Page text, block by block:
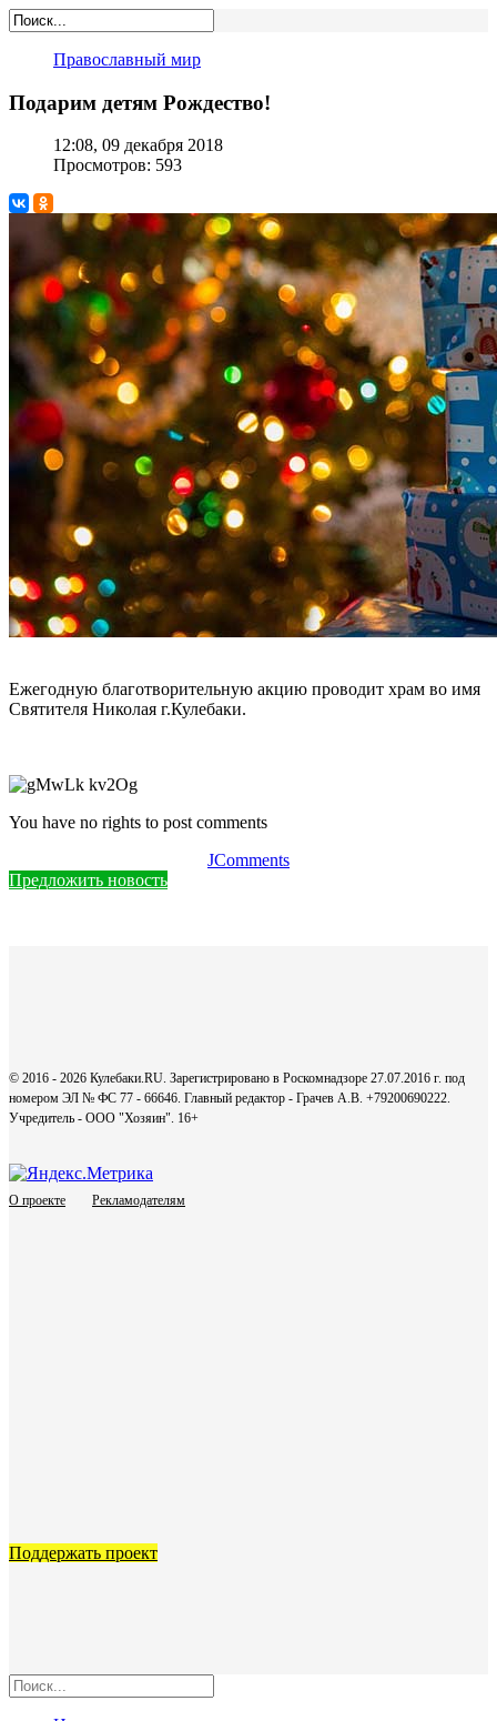
Православный мир
Подарим детям Рождество!
12:08, 09 декабря 2018
Просмотров: 593
Ежегодную благотворительную акцию проводит храм во имя
Святителя Николая г.Кулебаки.
You have no rights to post comments
JComments
Предложить новость
© 2016 - 2026 Кулебаки.RU. Зарегистрировано в Роскомнадзоре 27.07.2016 г. под
номером ЭЛ № ФС 77 - 66646. Главный редактор - Грачев А.В. +79200690222.
Учредитель - ООО "Хозяин". 16+
О проекте Рекламодателям
Поддержать проект